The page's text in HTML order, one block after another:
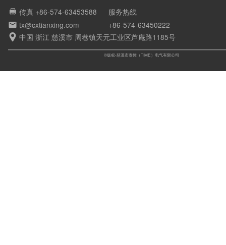
 传真 +86-574-63453588
 tx@cxtianxing.com
服务热线
+86-574-63450222
 中国 浙江 慈溪市 周巷镇天元工业区芦庵路1185号
©版权-慈溪市泰姆（TIME）电气有限公司